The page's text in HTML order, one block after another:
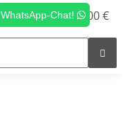
WhatsApp-Chat! 0,00 €